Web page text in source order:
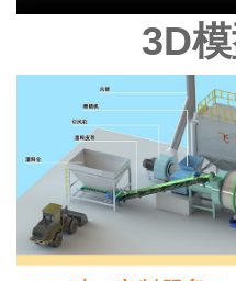
3D